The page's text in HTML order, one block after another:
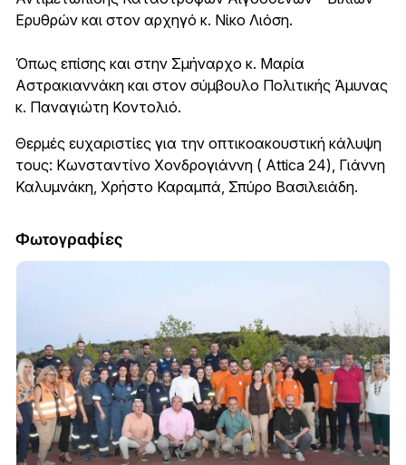
Ερυθρών και στον αρχηγό κ. Νίκο Λιόση.
Όπως επίσης και στην Σμήναρχο κ. Μαρία
Αστρακιαννάκη και στον σύμβουλο Πολιτικής Άμυνας
κ. Παναγιώτη Κοντολιό.
Θερμές ευχαριστίες για την οπτικοακουστική κάλυψη
τους: Κωνσταντίνο Χονδρογιάννη ( Attica 24), Γιάννη
Καλυμνάκη, Χρήστο Καραμπά, Σπύρο Βασιλειάδη.
Φωτογραφίες